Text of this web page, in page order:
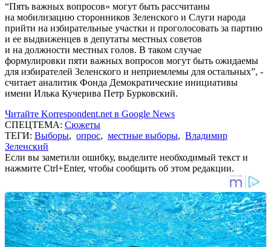
“Пять важных вопросов» могут быть рассчитаны
на мобилизацию сторонников Зеленского и Слуги народа
прийти на избирательные участки и проголосовать за партию
и ее выдвиженцев в депутаты местных советов
и на должности местных голов. В таком случае
формулировки пяти важных вопросов могут быть ожидаемы
для избирателей Зеленского и неприемлемы для остальных”, -
считает аналитик Фонда Демократические инициативы
имени Илька Кучерива Петр Бурковский.
Читайте Korrespondent.net в Google News
СПЕЦТЕМА: Сюжеты
ТЕГИ: Выборы, опрос, местные выборы, Владимир
Зеленский
Если вы заметили ошибку, выделите необходимый текст и
нажмите Ctrl+Enter, чтобы сообщить об этом редакции.